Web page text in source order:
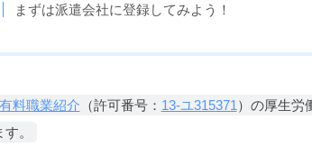
まずは派遣会社に登録してみよう！
有料職業紹介 （許可番号： 13-ユ315371 ）の厚生労
。